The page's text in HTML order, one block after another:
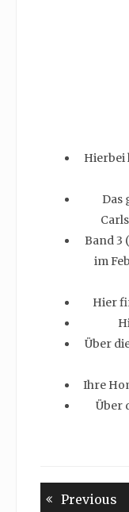
Hierbei
Das
Band 3
im
Hier
Über
Ihre
Über
Previous